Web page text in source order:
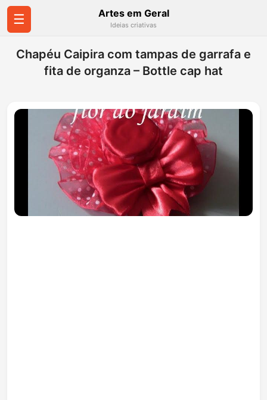
☰ Artes em Geral
Ideias criativas
Chapéu Caipira com tampas de garrafa e
fita de organza – Bottle cap hat